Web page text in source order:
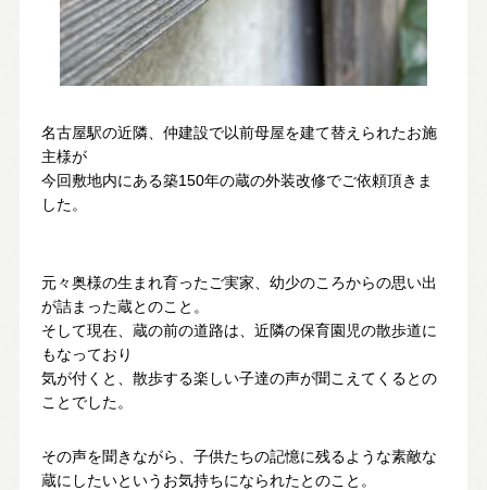
スタッフ紹介
SDGsへの取り組み
会社概要
よくある質問
求人情報
お電話でのお問い合わせ
TEL: 052-911-9345
[受付時間] 9:00～18:00
モデルハウス見学予約
名古屋駅の近隣、仲建設で以前母屋を建て替えられたお施
主様が
今回敷地内にある築150年の蔵の外装改修でご依頼頂きま
した。
元々奥様の生まれ育ったご実家、幼少のころからの思い出
が詰まった蔵とのこと。
そして現在、蔵の前の道路は、近隣の保育園児の散歩道に
もなっており
気が付くと、散歩する楽しい子達の声が聞こえてくるとの
ことでした。
その声を聞きながら、子供たちの記憶に残るような素敵な
蔵にしたいというお気持ちになられたとのこと。